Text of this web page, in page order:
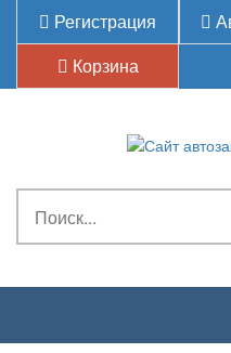
Регистрация
Корзина